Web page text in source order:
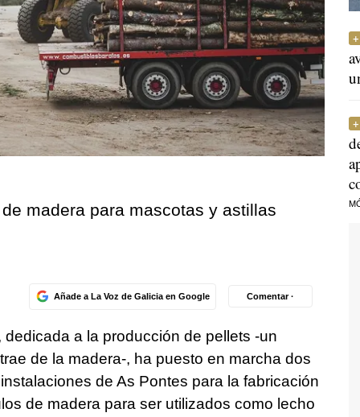
madera para mascotas y astillas
Añade a La Voz de Galicia en Google Comentar ·
a la producción de pellets -un
de la madera-, ha puesto en marcha dos
de As Pontes para la fabricación
de madera para ser utilizados como lecho